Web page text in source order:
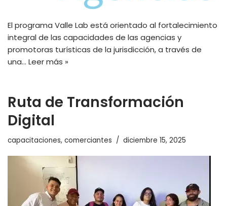
El programa Valle Lab está orientado al fortalecimiento
integral de las capacidades de las agencias y
promotoras turísticas de la jurisdicción, a través de
una… Leer más »
Ruta de Transformación
Digital
capacitaciones, comerciantes diciembre 15, 2025